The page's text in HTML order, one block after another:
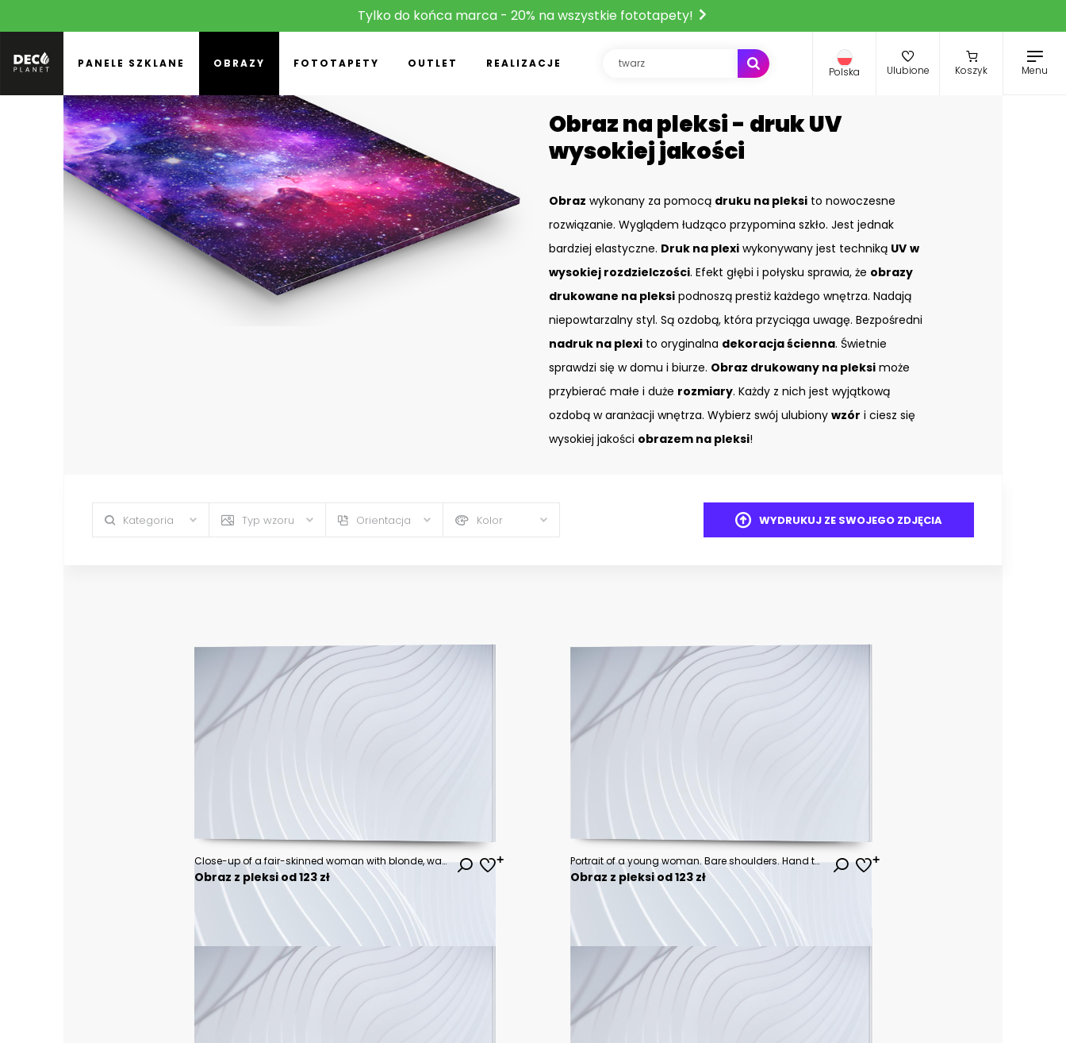
Tylko do końca marca - 20% na wszystkie fototapety!
PANELE SZKLANE OBRAZY FOTOTAPETY OUTLET REALIZACJE
Polska Ulubione Koszyk Menu
Obraz na pleksi - druk UV
wysokiej jakości
Obraz wykonany za pomocą druku na pleksi to nowoczesne
rozwiązanie. Wyglądem łudząco przypomina szkło. Jest jednak
bardziej elastyczne. Druk na plexi wykonywany jest techniką UV w
wysokiej rozdzielczości. Efekt głębi i połysku sprawia, że obrazy
drukowane na pleksi podnoszą prestiż każdego wnętrza. Nadają
niepowtarzalny styl. Są ozdobą, która przyciąga uwagę. Bezpośredni
nadruk na plexi to oryginalna dekoracja ścienna. Świetnie
sprawdzi się w domu i biurze. Obraz drukowany na pleksi może
przybierać małe i duże rozmiary. Każdy z nich jest wyjątkową
ozdobą w aranżacji wnętrza. Wybierz swój ulubiony wzór i ciesz się
wysokiej jakości obrazem na pleksi!
Kategoria Typ wzoru Orientacja Kolor WYDRUKUJ ZE SWOJEGO ZDJĘCIA
Close-up of a fair-skinned woman with blonde, wavy hair and light eyes
Obraz z pleksi od 123 zł
Portrait of a young woman. Bare shoulders. Hand touches face
Obraz z pleksi od 123 zł